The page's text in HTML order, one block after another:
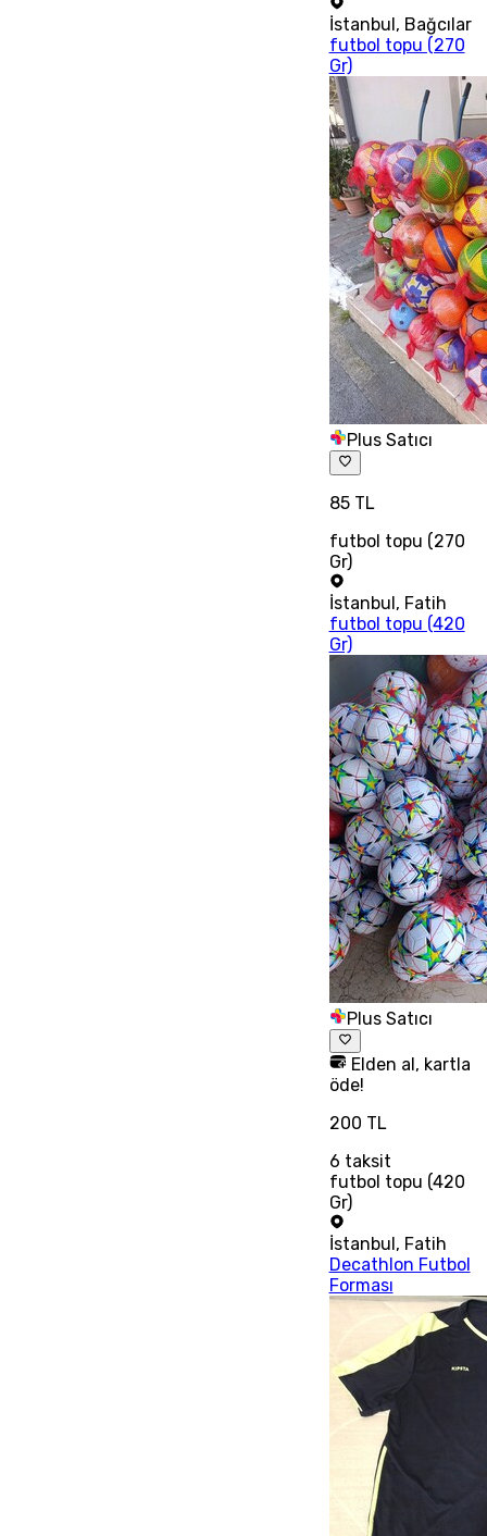
İstanbul , Bağcılar
futbol topu (270
Gr)
Plus Satıcı
85 TL
futbol topu (270
Gr)
İstanbul, Fatih
futbol topu (420
Gr)
Plus Satıcı
Elden al, kartla
öde!
200 TL
6 taksit
futbol topu (420
Gr)
İstanbul, Fatih
Decathlon Futbol
Forması